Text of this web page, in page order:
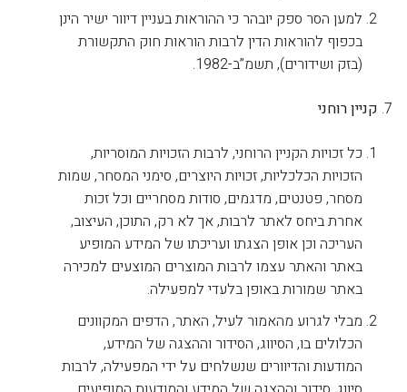
למען הסר ספק יובהר כי ההוראות בעניין דיוור ישיר הינן
בכפוף להוראות הדין לרבות הוראות חוק התקשורת
(בזק ושידורים), תשמ”ב-1982.
קניין רוחני
כל זכויות הקניין הרוחני, לרבות הזכויות המוסריות,
הזכויות הכלכליות, זכויות היוצרים, סימני המסחר, שמות
מסחר, פטנטים, מדגמים, סודות מסחריים וכל זכות
אחרת ביחס לאתר לרבות, אך לא רק, התוכן, העיצוב,
העריכה וכן אופן הצגתו ועריכתו של המידע המופיע
באתר והאתר עצמו לרבות המוצרים המוצעים למכירה
באתר שמורות באופן בלעדי למפעילה.
מבלי לגרוע מהאמור לעיל, האתר, הדפים המקוונים
הכלולים בו, הסיווג, הסידור וההצגה של המידע,
המודעות והדיוורים שנשלחים על ידי המפעילה, לרבות